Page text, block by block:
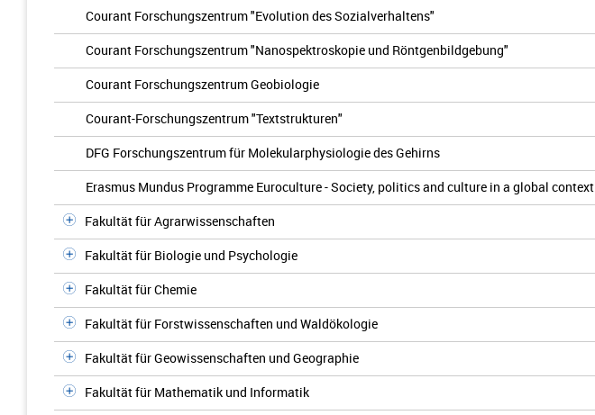
Courant Forschungszentrum "Evolution des Sozialverhaltens"
Courant Forschungszentrum "Nanospektroskopie und Röntgenbildgebung"
Courant Forschungszentrum Geobiologie
Courant-Forschungszentrum "Textstrukturen"
DFG Forschungszentrum für Molekularphysiologie des Gehirns
Erasmus Mundus Programme Euroculture - Society, politics and culture in a global context
Fakultät für Agrarwissenschaften
Fakultät für Biologie und Psychologie
Fakultät für Chemie
Fakultät für Forstwissenschaften und Waldökologie
Fakultät für Geowissenschaften und Geographie
Fakultät für Mathematik und Informatik